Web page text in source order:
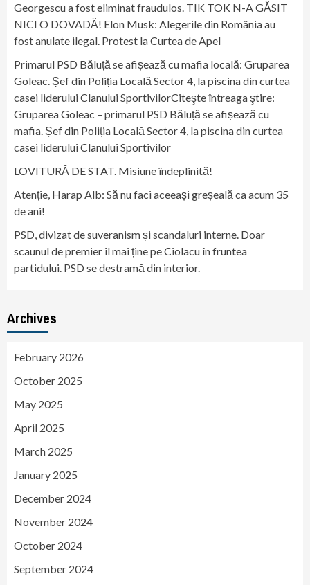
Georgescu a fost eliminat fraudulos. TIK TOK N-A GĂSIT
NICI O DOVADĂ! Elon Musk: Alegerile din România au
fost anulate ilegal. Protest la Curtea de Apel
Primarul PSD Băluță se afișează cu mafia locală: Gruparea
Goleac. Șef din Poliția Locală Sector 4, la piscina din curtea
casei liderului Clanului SportivilorCiteşte întreaga ştire:
Gruparea Goleac – primarul PSD Băluță se afișează cu
mafia. Șef din Poliția Locală Sector 4, la piscina din curtea
casei liderului Clanului Sportivilor
LOVITURĂ DE STAT. Misiune îndeplinită!
Atenție, Harap Alb: Să nu faci aceeași greșeală ca acum 35
de ani!
PSD, divizat de suveranism și scandaluri interne. Doar
scaunul de premier îl mai ține pe Ciolacu în fruntea
partidului. PSD se destramă din interior.
Archives
February 2026
October 2025
May 2025
April 2025
March 2025
January 2025
December 2024
November 2024
October 2024
September 2024